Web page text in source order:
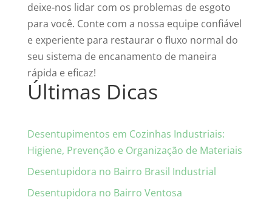
deixe-nos lidar com os problemas de esgoto
para você. Conte com a nossa equipe confiável
e experiente para restaurar o fluxo normal do
seu sistema de encanamento de maneira
rápida e eficaz!
Últimas Dicas
Desentupimentos em Cozinhas Industriais:
Higiene, Prevenção e Organização de Materiais
Desentupidora no Bairro Brasil Industrial
Desentupidora no Bairro Ventosa